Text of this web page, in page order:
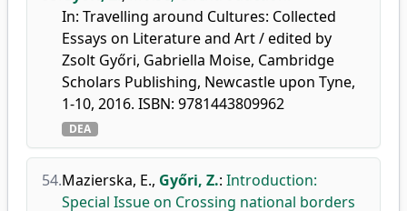
In: Travelling around Cultures: Collected
Essays on Literature and Art / edited by
Zsolt Győri, Gabriella Moise, Cambridge
Scholars Publishing, Newcastle upon Tyne,
1-10, 2016. ISBN: 9781443809962
DEA
54.Mazierska, E., Győri, Z.: Introduction:
Special Issue on Crossing national borders